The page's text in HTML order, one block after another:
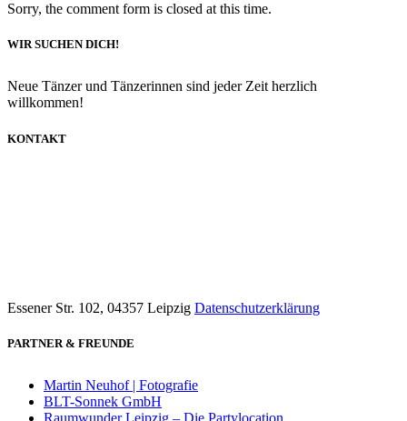
Sorry, the comment form is closed at this time.
WIR SUCHEN DICH!
Neue Tänzer und Tänzerinnen sind jeder Zeit herzlich
willkommen!
KONTAKT
Essener Str. 102, 04357 Leipzig Datenschutzerklärung
PARTNER & FREUNDE
Martin Neuhof | Fotografie
BLT-Sonnek GmbH
Raumwunder Leipzig – Die Partylocation